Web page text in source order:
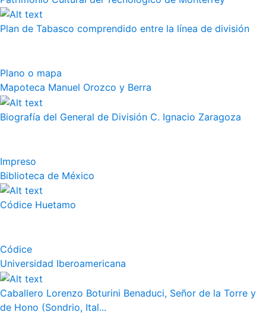
Plan de Tabasco comprendido entre la línea de división
Plano o mapa
Mapoteca Manuel Orozco y Berra
Biografía del General de División C. Ignacio Zaragoza
Impreso
Biblioteca de México
Códice Huetamo
Códice
Universidad Iberoamericana
Caballero Lorenzo Boturini Benaduci, Señor de la Torre y
de Hono (Sondrio, Ital...